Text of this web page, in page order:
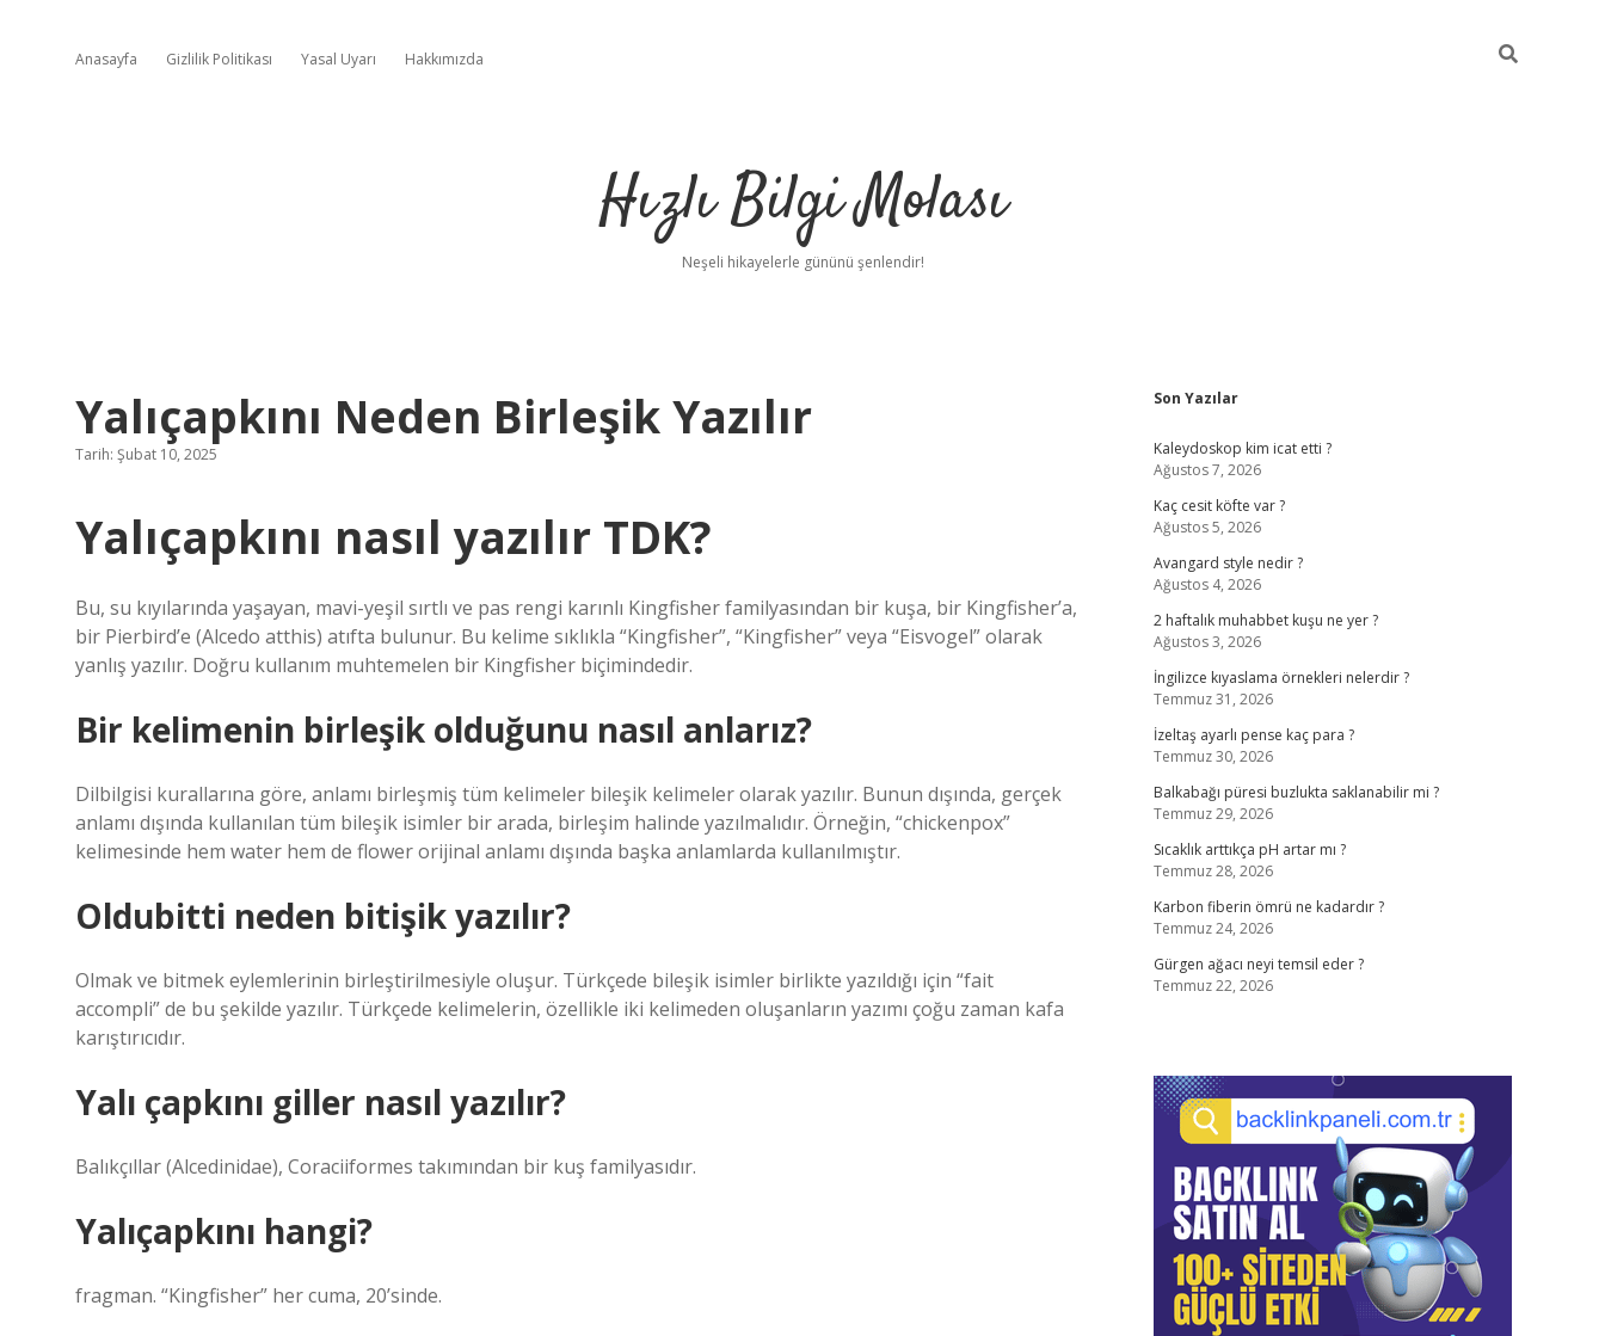
Anasayfa Gizlilik Politikası Yasal Uyarı Hakkımızda
Hızlı Bilgi Molası
Neşeli hikayelerle gününü şenlendir!
Yalıçapkını Neden Birleşik Yazılır
Tarih: Şubat 10, 2025
Yalıçapkını nasıl yazılır TDK?
Bu, su kıyılarında yaşayan, mavi-yeşil sırtlı ve pas rengi karınlı Kingfisher familyasından bir kuşa, bir Kingfisher’a,
bir Pierbird’e (Alcedo atthis) atıfta bulunur. Bu kelime sıklıkla “Kingfisher”, “Kingfisher” veya “Eisvogel” olarak
yanlış yazılır. Doğru kullanım muhtemelen bir Kingfisher biçimindedir.
Bir kelimenin birleşik olduğunu nasıl anlarız?
Dilbilgisi kurallarına göre, anlamı birleşmiş tüm kelimeler bileşik kelimeler olarak yazılır. Bunun dışında, gerçek
anlamı dışında kullanılan tüm bileşik isimler bir arada, birleşim halinde yazılmalıdır. Örneğin, “chickenpox”
kelimesinde hem water hem de flower orijinal anlamı dışında başka anlamlarda kullanılmıştır.
Oldubitti neden bitişik yazılır?
Olmak ve bitmek eylemlerinin birleştirilmesiyle oluşur. Türkçede bileşik isimler birlikte yazıldığı için “fait
accompli” de bu şekilde yazılır. Türkçede kelimelerin, özellikle iki kelimeden oluşanların yazımı çoğu zaman kafa
karıştırıcıdır.
Yalı çapkını giller nasıl yazılır?
Balıkçıllar (Alcedinidae), Coraciiformes takımından bir kuş familyasıdır.
Yalıçapkını hangi?
fragman. “Kingfisher” her cuma, 20’sinde.
Sidebar
Son Yazılar
Kaleydoskop kim icat etti ?
Ağustos 7, 2026
Kaç cesit köfte var ?
Ağustos 5, 2026
Avangard style nedir ?
Ağustos 4, 2026
2 haftalık muhabbet kuşu ne yer ?
Ağustos 3, 2026
İngilizce kıyaslama örnekleri nelerdir ?
Temmuz 31, 2026
İzeltaş ayarlı pense kaç para ?
Temmuz 30, 2026
Balkabağı püresi buzlukta saklanabilir mi ?
Temmuz 29, 2026
Sıcaklık arttıkça pH artar mı ?
Temmuz 28, 2026
Karbon fiberin ömrü ne kadardır ?
Temmuz 24, 2026
Gürgen ağacı neyi temsil eder ?
Temmuz 22, 2026
https://hiltonbet-giris.com/